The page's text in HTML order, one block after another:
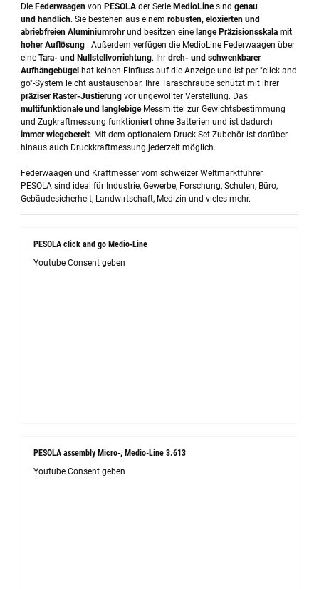
DieFederwaagen vonPESOLA der SerieMedioLinesindgenau
und handlich. Sie bestehen aus einemrobusten, eloxierten und
abriebfreien Aluminiumrohrund besitzen einelange Präzisionsskala mit
hoher Auflösung . Außerdem verfügen die MedioLine Federwaagen über
eineTara- und Nullstellvorrichtung. Ihrdreh- und schwenkbarer
Aufhängebügelhat keinen Einfluss auf die Anzeige und ist per "click and
go"-System leicht austauschbar. Ihre Taraschraube schützt mit ihrer
präziser Raster-Justierung vor ungewollter Verstellung. Das
multifunktionale und langlebige Messmittel zur Gewichtsbestimmung
und Zugkraftmessung funktioniert ohne Batterien und ist dadurch
immer wiegebereit. Mit dem optionalem Druck-Set-Zubehör ist darüber
hinaus auch Druckkraftmessung jederzeit möglich.
Federwaagen und Kraftmesser vom schweizer Weltmarktführer
PESOLA sind ideal für Industrie, Gewerbe, Forschung, Schulen, Büro,
Gebäudesicherheit, Landwirtschaft, Medizin und vieles mehr.
PESOLA click and go Medio-Line
Youtube Consent geben
PESOLA assembly Micro-, Medio-Line 3.613
Youtube Consent geben